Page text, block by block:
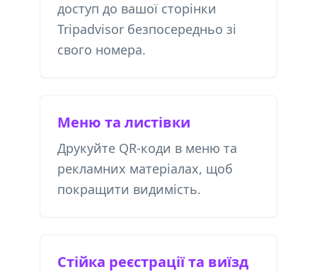
доступ до вашої сторінки
Tripadvisor безпосередньо зі
свого номера.
Меню та листівки
Друкуйте QR-коди в меню та
рекламних матеріалах, щоб
покращити видимість.
Стійка реєстрації та виїзд